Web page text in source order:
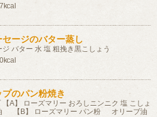
セージのバター蒸し
ジ バター 水 塩 粗挽き黒こしょう
のパン粉焼き
【A】 ローズマリー おろしニンニク 塩 こしょ
【B】 ローズマリー パン粉 オリーブ油